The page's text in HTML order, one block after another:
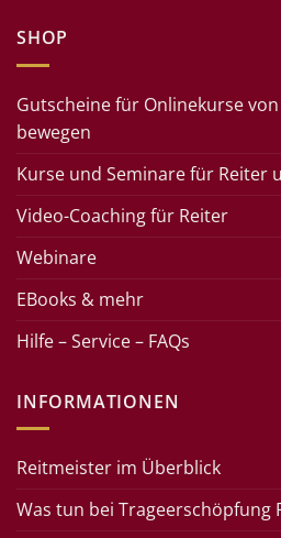
SHOP
Gutscheine für Onlinekurse
bewegen
Kurse und Seminare für Reiter
Video-Coaching für Reiter
Webinare
EBooks & mehr
Hilfe – Service – FAQs
INFORMATIONEN
Reitmeister im Überblick
Was tun bei Trageerschöpfung